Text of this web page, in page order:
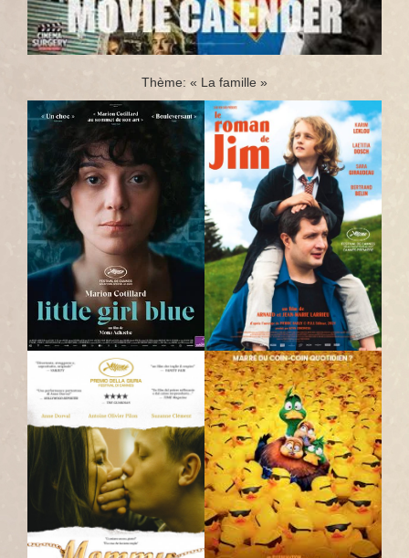
Thème: « La famille »